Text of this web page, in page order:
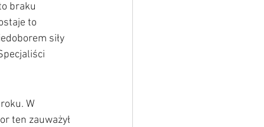
braku
to
siły
W
ten zauważył